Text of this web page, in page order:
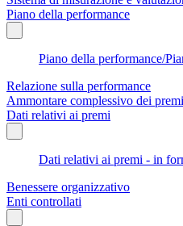
Piano della performance
Piano della performance/
Relazione sulla performance
Ammontare complessivo dei premi
Dati relativi ai premi
Dati relativi ai premi - in
Benessere organizzativo
Enti controllati